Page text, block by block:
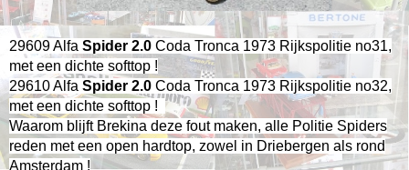
29609 Alfa Spider 2.0 Coda Tronca 1973 Rijkspolitie no31,
met een dichte softtop !
29610 Alfa Spider 2.0 Coda Tronca 1973 Rijkspolitie no32,
met een dichte softtop !
Waarom blijft Brekina deze fout maken, alle Politie Spiders
reden met een open hardtop, zowel in Driebergen als rond
Amsterdam !